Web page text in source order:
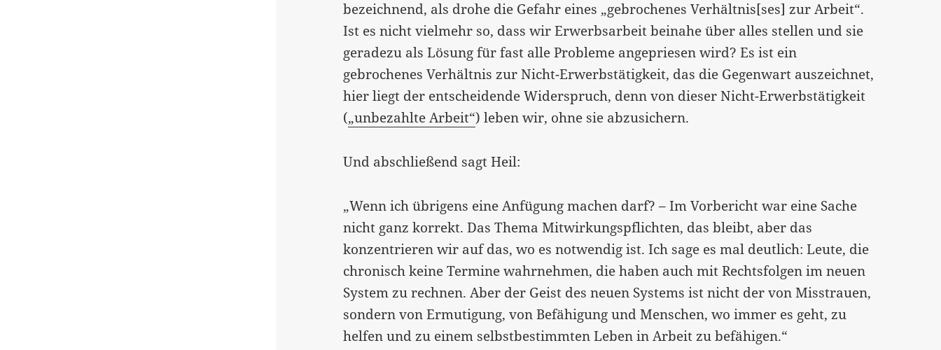
bezeichnend, als drohe die Gefahr eines „gebrochenes Verhältnis[ses] zur Arbeit“.
Ist es nicht vielmehr so, dass wir Erwerbsarbeit beinahe über alles stellen und sie
geradezu als Lösung für fast alle Probleme angepriesen wird? Es ist ein
gebrochenes Verhältnis zur Nicht-Erwerbstätigkeit, das die Gegenwart auszeichnet,
hier liegt der entscheidende Widerspruch, denn von dieser Nicht-Erwerbstätigkeit
(„unbezahlte Arbeit“) leben wir, ohne sie abzusichern.
Und abschließend sagt Heil:
„Wenn ich übrigens eine Anfügung machen darf? – Im Vorbericht war eine Sache
nicht ganz korrekt. Das Thema Mitwirkungspflichten, das bleibt, aber das
konzentrieren wir auf das, wo es notwendig ist. Ich sage es mal deutlich: Leute, die
chronisch keine Termine wahrnehmen, die haben auch mit Rechtsfolgen im neuen
System zu rechnen. Aber der Geist des neuen Systems ist nicht der von Misstrauen,
sondern von Ermutigung, von Befähigung und Menschen, wo immer es geht, zu
helfen und zu einem selbstbestimmten Leben in Arbeit zu befähigen.“